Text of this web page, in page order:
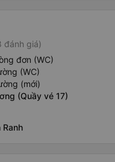
đánh giá)
đơn (WC)
(WC)
(mới)
(Quầy vé 17)
Ranh